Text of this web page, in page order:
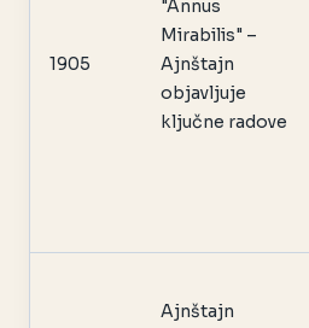
1905
"Annus
Mirabilis" –
Ajnštajn
objavljuje
ključne radove
Ajnštajn